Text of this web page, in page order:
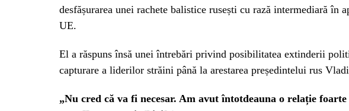
desfășurarea unei rachete balistice rusești cu rază intermediară în
UE.
El a răspuns însă unei întrebări privind posibilitatea extinderii
capturare a liderilor străini până la arestarea președintelui rus
„Nu cred că va fi necesar. Am avut întotdeauna o relație foarte